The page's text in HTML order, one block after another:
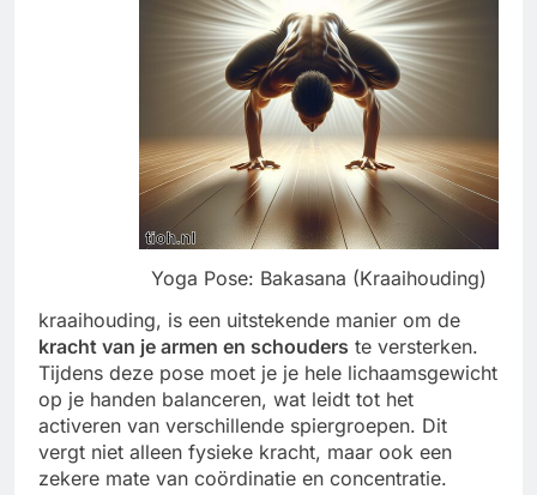
Yoga Pose: Bakasana (Kraaihouding)
kraaihouding, is een uitstekende manier om de
kracht van je armen en schouders te versterken.
Tijdens deze pose moet je je hele lichaamsgewicht
op je handen balanceren, wat leidt tot het
activeren van verschillende spiergroepen. Dit
vergt niet alleen fysieke kracht, maar ook een
zekere mate van coördinatie en concentratie.